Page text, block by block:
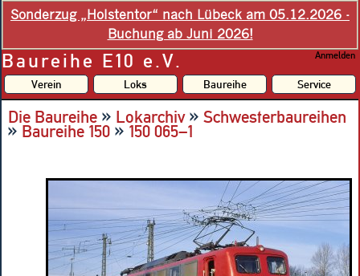
Sonderzug „Holstentor“ nach Lübeck am 05.12.2026 -
Buchung ab Juni 2026!
Baureihe E10 e.V. Anmelden
Verein Loks Baureihe Service
Die Baureihe » Lokarchiv» Schwesterbaureihen
»Baureihe 150 »150 065–1